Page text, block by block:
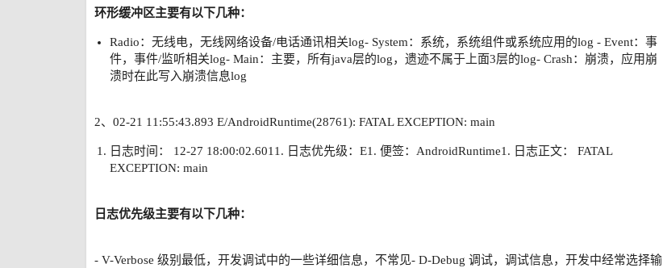
环形缓冲区主要有以下几种：
Radio：无线电，无线网络设备/电话通讯相关log- System：系统，系统组件或系统应用的log - Event：事
件，事件/监听相关log- Main：主要，所有java层的log，遗迹不属于上面3层的log- Crash：崩溃，应用崩
溃时在此写入崩溃信息log
2、02-21 11:55:43.893 E/AndroidRuntime(28761): FATAL EXCEPTION: main
日志时间： 12-27 18:00:02.6011. 日志优先级：E1. 便签：AndroidRuntime1. 日志正文： FATAL
EXCEPTION: main
日志优先级主要有以下几种：
- V-Verbose 级别最低，开发调试中的一些详细信息，不常见- D-Debug 调试，调试信息，开发中经常选择输